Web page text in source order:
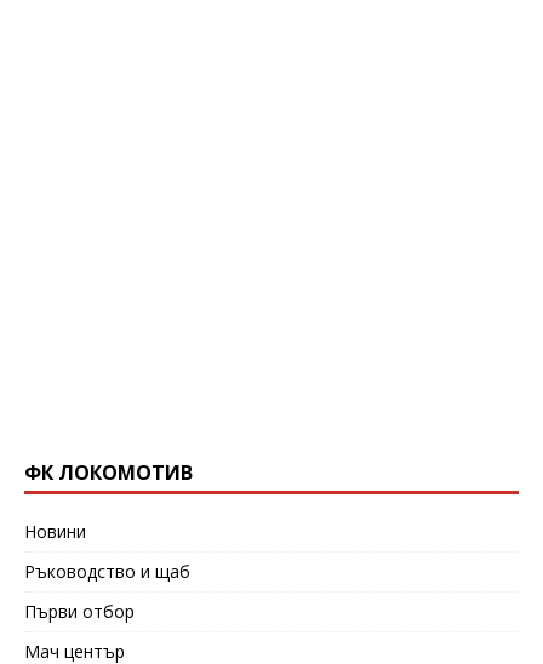
ФК ЛОКОМОТИВ
Новини
Ръководство и щаб
Първи отбор
Мач център